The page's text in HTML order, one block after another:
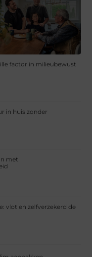
factor in milieubewust
in huis zonder
met
vlot en zelfverzekerd de